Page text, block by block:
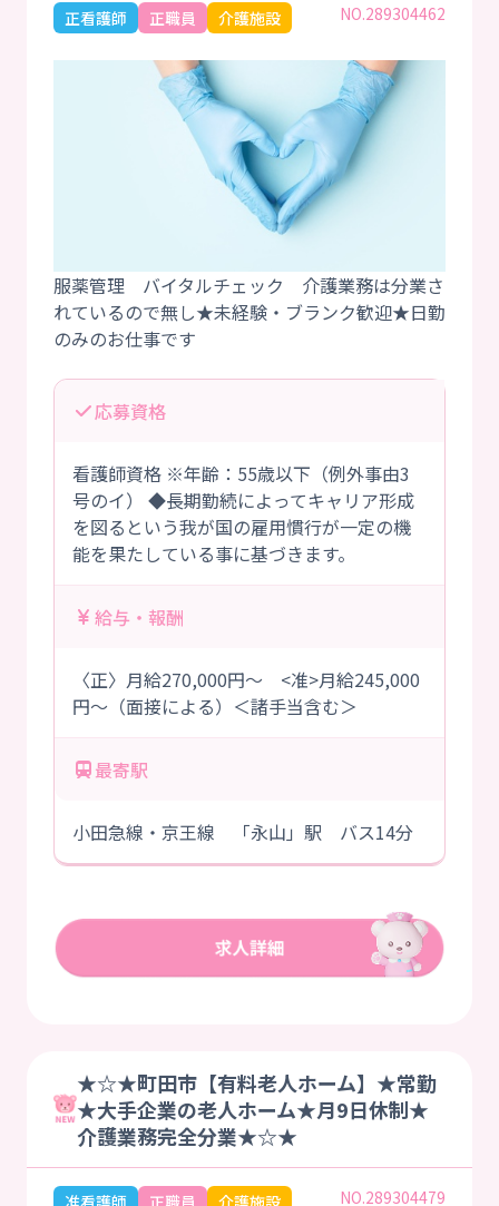
正看護師 正職員 介護施設 NO.289304462
服薬管理 バイタルチェック 介護業務は分業さ
れているので無し★未経験・ブランク歓迎★日勤
応募資格
看護師資格 ※年齢：55歳以下（例外事由3
号のイ） ◆長期勤続によってキャリア形成
を図るという我が国の雇用慣行が一定の機
能を果たしている事に基づきます。
給与・報酬
〈正〉月給270,000円～ <准>月給245,000
円～（面接による）＜諸手当含む＞
最寄駅
小田急線・京王線 「永山」駅 バス14分
★☆★町田市【有料老人ホーム】★常勤
★大手企業の老人ホーム★月9日休制★
介護業務完全分業★☆★
准看護師 正職員 介護施設 NO.289304479